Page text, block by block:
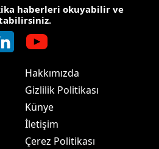
haberleri okuyabilir ve
Hakkımızda
Gizlilik Politikası
Künye
İletişim
Çerez Politikası